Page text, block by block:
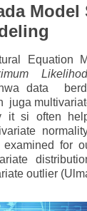
Model
Equation
data
juga
it si often
for
outlier